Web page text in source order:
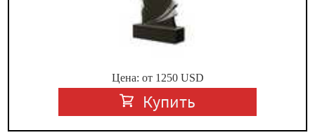
Цена: от 1250USD
Купить